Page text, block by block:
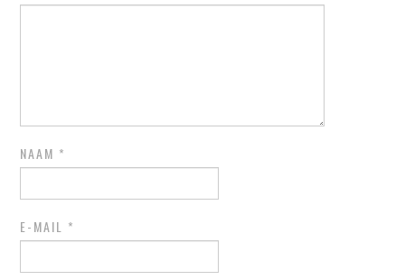
NAAM *
E-MAIL *